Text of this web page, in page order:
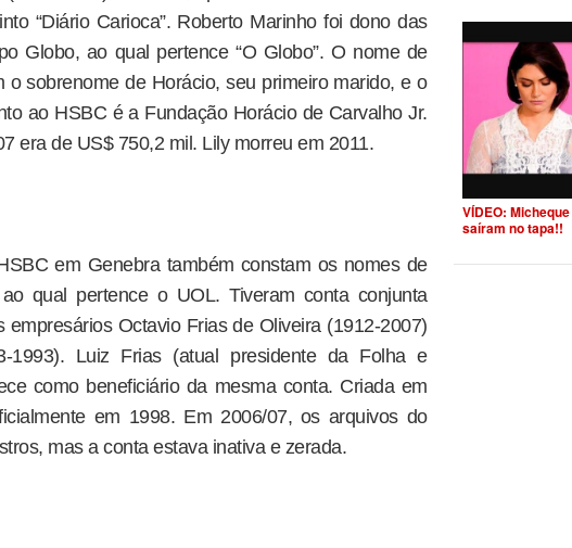
“Diário Carioca”. Roberto Marinho foi dono das
Globo, ao qual pertence “O Globo”. O nome de
o sobrenome de Horácio, seu primeiro marido, e o
ao HSBC é a Fundação Horácio de Carvalho Jr.
era de US$ 750,2 mil. Lily morreu em 2011.
em Genebra também constam os nomes de
qual pertence o UOL. Tiveram conta conjunta
empresários Octavio Frias de Oliveira (1912-2007)
1993). Luiz Frias (atual presidente da Folha e
como beneficiário da mesma conta. Criada em
em 1998. Em 2006/07, os arquivos do
mas a conta estava inativa e zerada.
VÍDEO:
saíram no tapa!!